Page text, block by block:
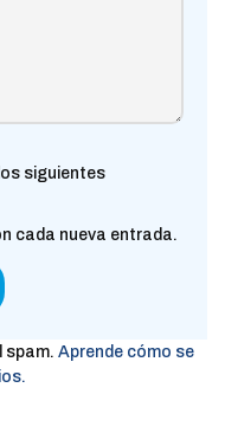
siguientes
cada nueva entrada.
spam. Aprende cómo se